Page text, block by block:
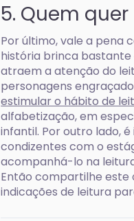
5. Quem
Por último, vale a pena
história brinca bastante
atraem a atenção do
personagens
estimular o hábito de
alfabetização, em
infantil. Por outro lado,
condizentes com o
acompanhá-lo na
Então compartilhe este
indicações de leitura